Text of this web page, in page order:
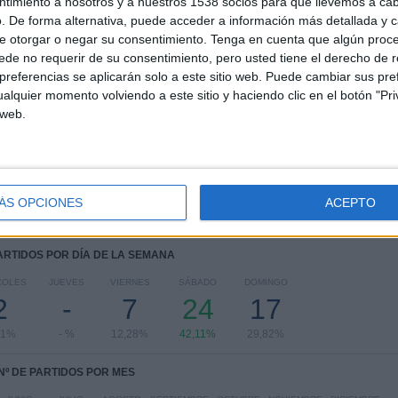
De forma alternativa, puede acceder a información más detallada y
otorgar o negar su consentimiento. Tenga en cuenta que algún
no requerir de su consentimiento, pero usted tiene el derecho de
se aplicarán solo a este sitio web. Puede cambiar sus
momento volviendo a este sitio y haciendo clic en el botón
OPCIONES ACEPTO
RIVALES
VS La Luz FC
COMPETICIONES
RANKING POR COMPETICIONES
POR DÍA DE LA SEMANA
JUEVES
-
- %
VIERNES
7
12,28%
SÁBADO
24
42,11%
DOMINGO
17
29,82%
Nº DE PARTIDOS POR MES